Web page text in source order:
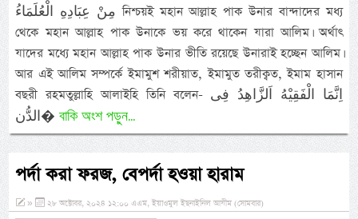
مِنْ عِبَادِهِ الْعُلَمَاءُ নিশ্চয়ই মহান আল্লাহ পাক উনার বান্দাদের মধ্য
থেকে মহান আল্লাহ পাক উনাকে ভয় করে থাকেন যারা আলিম। অর্থাৎ
যাদের মধ্যে মহান আল্লাহ পাক উনার ভীতি রয়েছে উনারাই হচ্ছেন আলিম।
আর এই আলিম সম্পর্কে ইমামুশ শরীয়াত, ইমামুত তরীক্বত, ইমাম হাসান
বছরী রহমতুল্লাহি আলাইহি তিনি বলেন- اِنَّمَا الْفَقِيْهُ اَلزَّاهِدُ فِى
الدُّن�বাকি অংশ পড়ুন...
পর্দা করা ফরজ, বেপর্দা হওয়া হারাম
» ২৮ অক্টোবর, ২০২৪ ১২:০০ এএম, ইয়াওমুল ইছনাইনিল আযীম (সোমবার)